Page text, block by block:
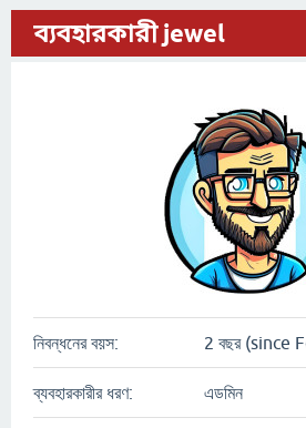
ব্যবহারকারী jewel
নিবন্ধনের বয়স: 2 বছর (since
ব্যবহারকারীর ধরণ: এডমিন